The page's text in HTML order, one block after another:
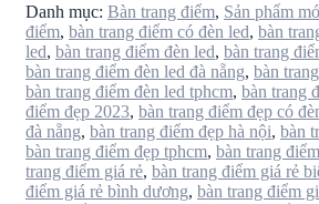
Danh mục: Bàn trang điểm, Sản phẩm
điểm, bàn trang điểm có đèn led, bàn
led, bàn trang điểm đèn led, bàn trang
bàn trang điểm đèn led đà nẵng, bàn
bàn trang điểm đèn led tphcm, bàn trang
điểm đẹp 2023, bàn trang điểm đẹp có
đà nẵng, bàn trang điểm đẹp hà nội, bàn
bàn trang điểm đẹp tphcm, bàn trang
trang điểm giá rẻ, bàn trang điểm giá rẻ
điểm giá rẻ bình dương, bàn trang điểm